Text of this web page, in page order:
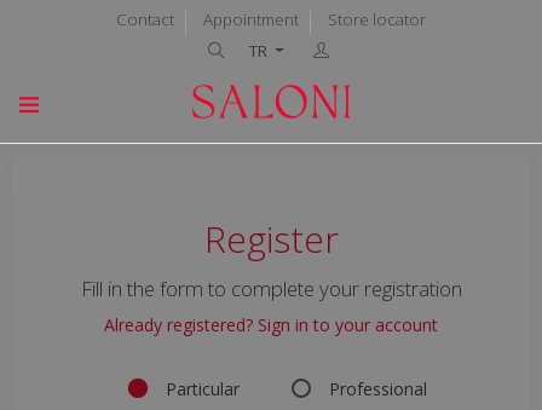
Contact Appointment
Store locator
TR
Register
Fill in the form to complete your registration
Already registered? Sign in to your account
Particular Professional